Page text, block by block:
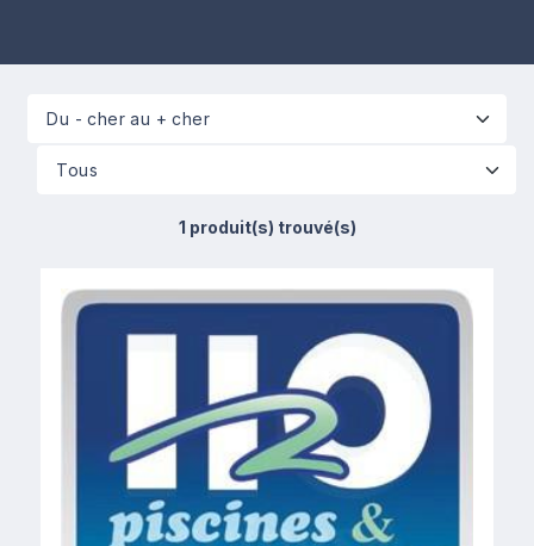
1 produit(s) trouvé(s)